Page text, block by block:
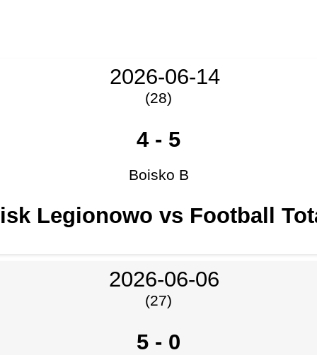
2026-06-14
(28)
4 - 5
Boisko B
Legionowo vs Football
2026-06-06
(27)
5 - 0